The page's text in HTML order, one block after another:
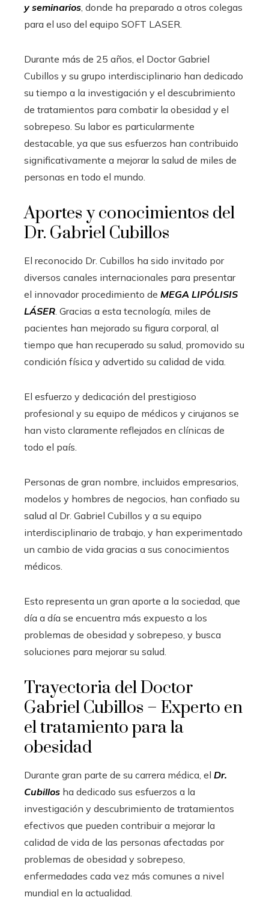
y seminarios , donde ha preparado a otros colegas
para el uso del equipo SOFT LASER.
Durante más de 25 años, el Doctor Gabriel
Cubillos y su grupo interdisciplinario han dedicado
su tiempo a la investigación y el descubrimiento
de tratamientos para combatir la obesidad y el
sobrepeso. Su labor es particularmente
destacable, ya que sus esfuerzos han contribuido
significativamente a mejorar la salud de miles de
personas en todo el mundo.
Aportes y conocimientos del
Dr. Gabriel Cubillos
El reconocido Dr. Cubillos ha sido invitado por
diversos canales internacionales para presentar
el innovador procedimiento de MEGA LIPÓLISIS
LÁSER . Gracias a esta tecnología, miles de
pacientes han mejorado su figura corporal, al
tiempo que han recuperado su salud, promovido su
condición física y advertido su calidad de vida.
El esfuerzo y dedicación del prestigioso
profesional y su equipo de médicos y cirujanos se
han visto claramente reflejados en clínicas de
todo el país.
Personas de gran nombre, incluidos empresarios,
modelos y hombres de negocios, han confiado su
salud al Dr. Gabriel Cubillos y a su equipo
interdisciplinario de trabajo, y han experimentado
un cambio de vida gracias a sus conocimientos
médicos.
Esto representa un gran aporte a la sociedad, que
día a día se encuentra más expuesto a los
problemas de obesidad y sobrepeso, y busca
soluciones para mejorar su salud.
Trayectoria del Doctor
Gabriel Cubillos – Experto en
el tratamiento para la
obesidad
Durante gran parte de su carrera médica, el Dr.
Cubillos ha dedicado sus esfuerzos a la
investigación y descubrimiento de tratamientos
efectivos que pueden contribuir a mejorar la
calidad de vida de las personas afectadas por
problemas de obesidad y sobrepeso,
enfermedades cada vez más comunes a nivel
mundial en la actualidad.